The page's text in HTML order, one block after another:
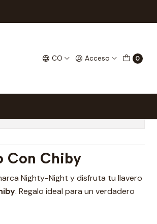
CO Acceso 0
Con Chiby
Con Chiby
Nighty-Night y disfruta tu llavero
. Regalo ideal para un verdadero